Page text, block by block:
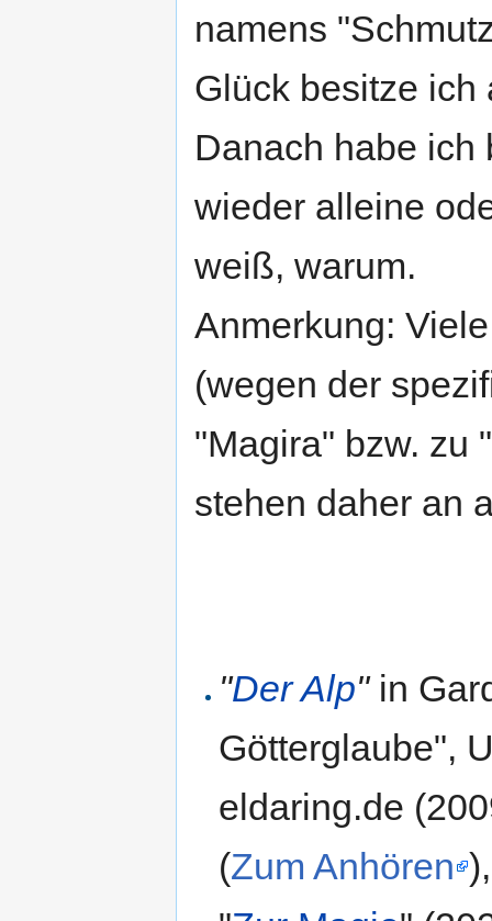
namens
Glück besitze ich
Danach habe ich
wieder alleine
weiß, warum.
Anmerkung:
(wegen der
"Magira" bzw. zu
stehen daher an
"Der Alp"in
Götterglaube",
eldaring.de
(Zum Anhören